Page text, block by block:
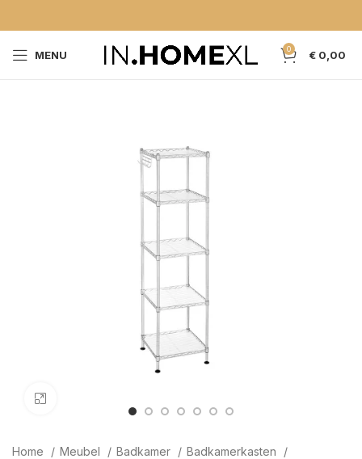
MENU 0 € 0,00
Home Meubel Badkamer
Badkamerkasten